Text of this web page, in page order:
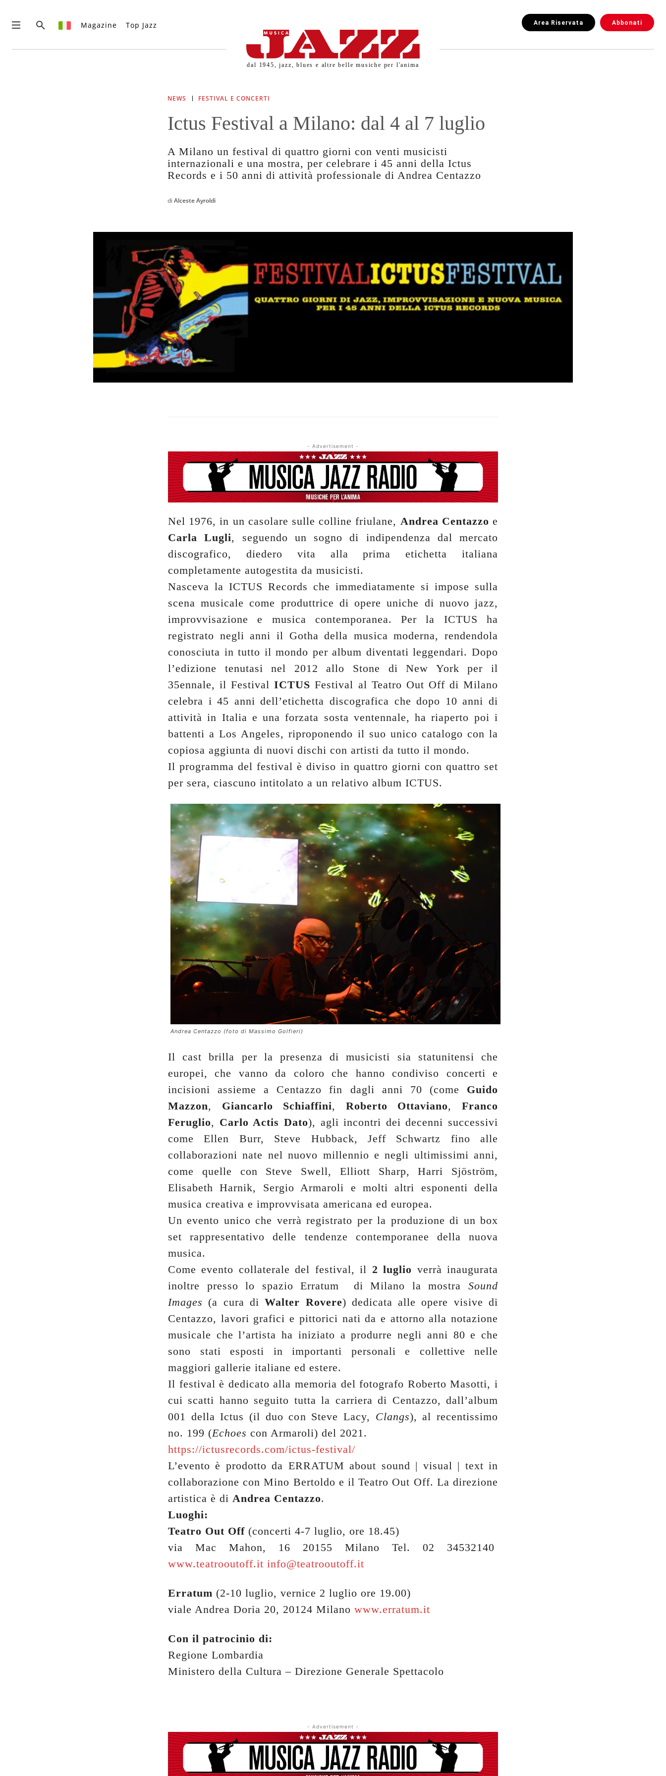
Musica Jazz di luglio 2026 è
Magazine Top Jazz Abbonati
Area Riservata
dal 1945, jazz, blues e altre belle musiche per l'anima
NEWS FESTIVAL E CONCERTI
Ictus Festival a Milano: dal 4 al 7 luglio
A Milano un festival di quattro giorni con venti musicisti
internazionali e una mostra, per celebrare i 45 anni della Ictus
Records e i 50 anni di attività professionale di Andrea Centazzo
di Alceste Ayroldi
- Advertisement -
Nel 1976, in un casolare sulle colline friulane, Andrea Centazzo e
Carla Lugli, seguendo un sogno di indipendenza dal mercato
discografico, diedero vita alla prima etichetta italiana
completamente autogestita da musicisti.
Nasceva la ICTUS Records che immediatamente si impose sulla
scena musicale come produttrice di opere uniche di nuovo jazz,
improvvisazione e musica contemporanea. Per la ICTUS ha
registrato negli anni il Gotha della musica moderna, rendendola
conosciuta in tutto il mondo per album diventati leggendari. Dopo
l’edizione tenutasi nel 2012 allo Stone di New York per il
35ennale, il FestivalICTUS Festival al Teatro Out Off di Milano
celebra i 45 anni dell’etichetta discografica che dopo 10 anni di
attività in Italia e una forzata sosta ventennale, ha riaperto poi i
battenti a Los Angeles, riproponendo il suo unico catalogo con la
copiosa aggiunta di nuovi dischi con artisti da tutto il mondo.
Il programma del festival è diviso in quattro giorni con quattro set
per sera, ciascuno intitolato a un relativo album ICTUS.
Andrea Centazzo (foto di Massimo Golfieri)
Il cast brilla per la presenza di musicisti sia statunitensi che
europei, che vanno da coloro che hanno condiviso concerti e
incisioni assieme a Centazzo fin dagli anni 70 (come Guido
Mazzon, Giancarlo Schiaffini, Roberto Ottaviano,Franco
Feruglio, Carlo Actis Dato), agli incontri dei decenni successivi
come Ellen Burr, Steve Hubback, Jeff Schwartz fino alle
collaborazioni nate nel nuovo millennio e negli ultimissimi anni,
come quelle con Steve Swell, Elliott Sharp, Harri Sjöström,
Elisabeth Harnik, Sergio Armaroli e molti altri esponenti della
musica creativa e improvvisata americana ed europea.
Un evento unico che verrà registrato per la produzione di un box
set rappresentativo delle tendenze contemporanee della nuova
musica.
Come evento collaterale del festival, il 2 luglio verrà inaugurata
inoltre presso lo spazio Erratum di Milano la mostra Sound
Images (a cura diWalter Rovere) dedicata alle opere visive di
Centazzo, lavori grafici e pittorici nati da e attorno alla notazione
musicale che l’artista ha iniziato a produrre negli anni 80 e che
sono stati esposti in importanti personali e collettive nelle
maggiori gallerie italiane ed estere.
Il festival è dedicato alla memoria del fotografo Roberto Masotti, i
cui scatti hanno seguito tutta la carriera di Centazzo, dall’album
001 della Ictus (il duo con Steve Lacy, Clangs), al recentissimo
no. 199 (Echoes con Armaroli) del 2021.
https://ictusrecords.com/ictus-festival/
L’evento è prodotto da ERRATUM about sound | visual | text in
collaborazione con Mino Bertoldo e il Teatro Out Off. La direzione
artistica è di Andrea Centazzo.
Luoghi:
Teatro Out Off (concerti 4-7 luglio, ore 18.45)
via Mac Mahon, 16 20155 Milano Tel. 02 34532140
www.teatrooutoff.it info@teatrooutoff.it
Erratum (2-10 luglio, vernice 2 luglio ore 19.00)
viale Andrea Doria 20, 20124 Milano www.erratum.it
Con il patrocinio di:
Regione Lombardia
Ministero della Cultura – Direzione Generale Spettacolo
- Advertisement -